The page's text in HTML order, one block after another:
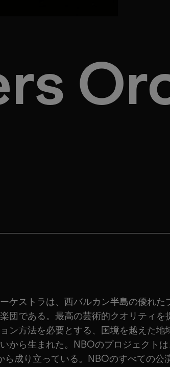
ケストラは、西バルカン半島の優れた
団である。最高の芸術的クオリティを
ン方法を必要とする、国境を越えた地
から生まれた。NBOのプロジェクト
ら成り立っている。NBOのすべての公